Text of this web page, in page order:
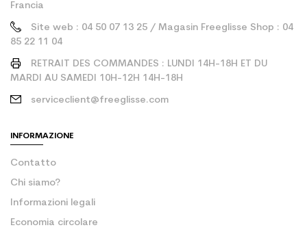
Francia
Site web : 04 50 07 13 25 / Magasin Freeglisse Shop : 04
85 22 11 04
RETRAIT DES COMMANDES : LUNDI 14H-18H ET DU
MARDI AU SAMEDI 10H-12H 14H-18H
serviceclient@freeglisse.com
INFORMAZIONE
Contatto
Chi siamo?
Informazioni legali
Economia circolare